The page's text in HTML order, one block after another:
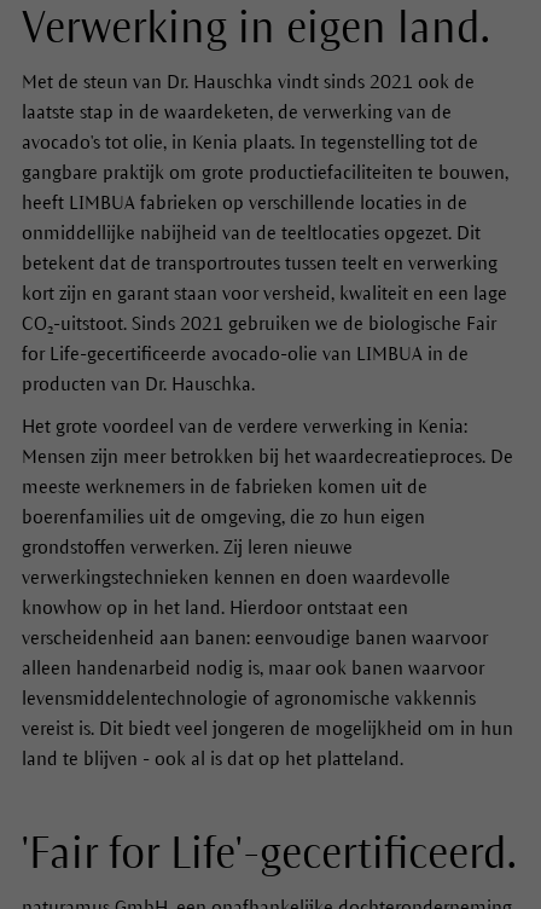
Verwerking in eigen land.
Met de steun van Dr. Hauschka vindt sinds 2021 ook de
laatste stap in de waardeketen, de verwerking van de
avocado's tot olie, in Kenia plaats. In tegenstelling tot de
gangbare praktijk om grote productiefaciliteiten te bouwen,
heeft LIMBUA fabrieken op verschillende locaties in de
onmiddellijke nabijheid van de teeltlocaties opgezet. Dit
betekent dat de transportroutes tussen teelt en verwerking
kort zijn en garant staan voor versheid, kwaliteit en een lage
CO₂-uitstoot. Sinds 2021 gebruiken we de biologische Fair
for Life-gecertificeerde avocado-olie van LIMBUA in de
producten van Dr. Hauschka.
Het grote voordeel van de verdere verwerking in Kenia:
Mensen zijn meer betrokken bij het waardecreatieproces. De
meeste werknemers in de fabrieken komen uit de
boerenfamilies uit de omgeving, die zo hun eigen
grondstoffen verwerken. Zij leren nieuwe
verwerkingstechnieken kennen en doen waardevolle
knowhow op in het land. Hierdoor ontstaat een
verscheidenheid aan banen: eenvoudige banen waarvoor
alleen handenarbeid nodig is, maar ook banen waarvoor
levensmiddelentechnologie of agronomische vakkennis
vereist is. Dit biedt veel jongeren de mogelijkheid om in hun
land te blijven - ook al is dat op het platteland.
'Fair for Life'-gecertificeerd.